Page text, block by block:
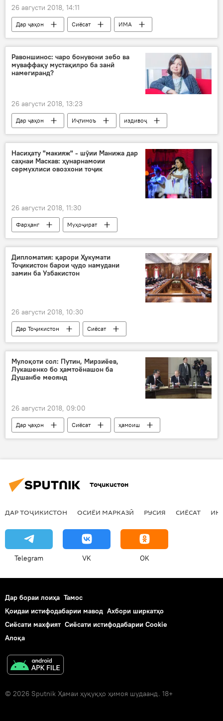
26 августи 2018, 14:11
Дар ҷаҳон Сиёсат
ИМА
сенатор
саратон
даргузашт
Равоншинос: чаро бонувони зебо ва
муваффақу мустақилро ба занӣ
намегиранд?
26 августи 2018, 13:23
Дар ҷаҳон Иҷтимоъ
издивоҷ
бешавҳар
зан
Насиҳату "макияж" - шӯии Манижа дар
саҳнаи Маскав: ҳунарнамоии
сермухлиси овозхони тоҷик
26 августи 2018, 11:30
Фарҳанг Муҳоҷират
Дипломатия: қарори Ҳукумати
Тоҷикистон барои ҷудо намудани
замин ба Узбакистон
26 августи 2018, 10:30
Дар Тоҷикистон
Сиёсат
Тоҷикистон-Узбакистон
дипломатия
замин
намояндагӣ қарори ҳукумат
Мулоқоти сол: Путин, Мирзиёев,
Лукашенко бо ҳамтоёнашон ба
Душанбе меоянд
26 августи 2018, 09:00
Дар ҷаҳон Сиёсат
ҳамоиш
раисҷумҳурон
ИДМ
Тоҷикистон
ДАР ТОҶИКИСТОН ОСИЁИ МАРКАЗӢ РУСИЯ СИЁСАТ
Telegram VK OK
Дар бораи лоиҳа Тамос
Қоидаи истифодабарии мавод Ахбори ширкатҳо
Сиёсати махфият Сиёсати истифодабарии Cookie
Алоқа
© 2026 Sputnik Ҳамаи ҳуқуқҳо ҳимоя шудаанд. 18+